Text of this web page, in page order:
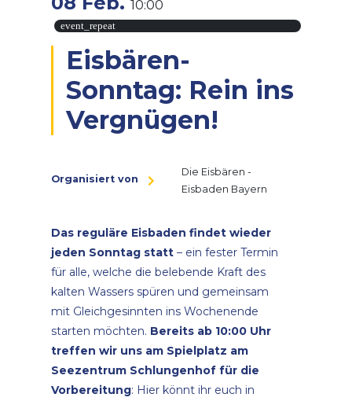
10:00
event_repeat
Eisbären-
Sonntag: Rein ins
Vergnügen!
Organisiert von
Die Eisbären -
Eisbaden Bayern
Das reguläre Eisbaden findet wieder
jeden Sonntag statt – ein fester Termin
für alle, welche die belebende Kraft des
kalten Wassers spüren und gemeinsam
mit Gleichgesinnten ins Wochenende
starten möchten. Bereits ab 10:00 Uhr
treffen wir uns am Spielplatz am
Seezentrum Schlungenhof für die
Vorbereitung: Hier könnt ihr euch in